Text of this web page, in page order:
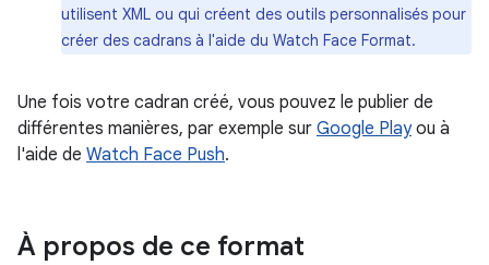
utilisent XML ou qui créent des outils personnalisés pour
créer des cadrans à l'aide du Watch Face Format.
Une fois votre cadran créé, vous pouvez le publier de
différentes manières, par exemple sur Google Playou à
l'aide de Watch Face Push.
À propos de ce format